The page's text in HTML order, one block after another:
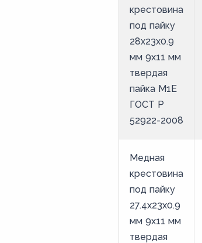
крестовина
под пайку
28х23х0.9
мм 9х11 мм
твердая
пайка М1Е
ГОСТ Р
52922-2008
Медная
крестовина
под пайку
27.4х23х0.9
мм 9х11 мм
твердая